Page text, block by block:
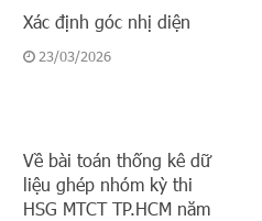
Xác định góc nhị diện
23/03/2026
Về bài toán thống kê dữ
liệu ghép nhóm kỳ thi
HSG MTCT TP.HCM năm